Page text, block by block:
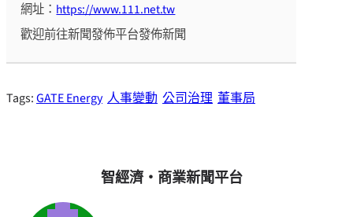
網址： https://www.111.net.tw
歡迎前往新聞發佈平台發佈新聞
Tags:GATE Energy 人事變動 公司治理 董事局
智經濟・商業新聞平台